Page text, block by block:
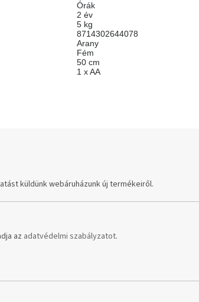
Órák
2 év
5 kg
8714302644078
Arany
Fém
50 cm
1 x AA
küldünk webáruházunk új termékeiről.
az adatvédelmi szabályzatot.